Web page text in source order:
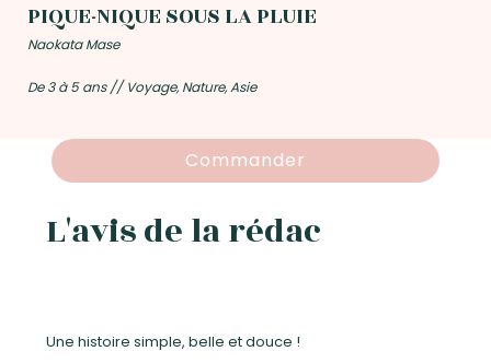
PIQUE-NIQUE SOUS LA PLUIE
Naokata Mase
De 3 à 5 ans // Voyage, Nature, Asie
Commander
L'avis de la rédac
Une histoire simple, belle et douce !